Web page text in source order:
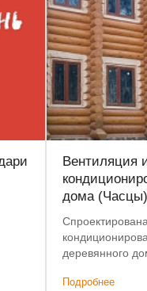
Вентиляция
дома (Часцы)
деревянного
Подробнее